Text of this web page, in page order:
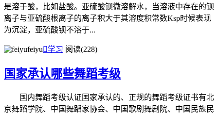
是溶于酸，比如盐酸。亚硫酸钡微溶解水，当溶液中存在的钡
离子与亚硫酸根离子的离子积大于其溶度积常数Ksp时候表现
为沉淀，亚硫酸钡不溶于...
feiyu学习 阅读(228)
国家承认哪些舞蹈考级
国内舞蹈考级认证国家承认的、正规的舞蹈考级证书有北
京舞蹈学院、中国舞蹈家协会、中国歌剧舞剧院、中国民族民